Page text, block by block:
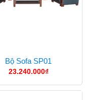
Bộ Sofa SP01
23.240.000₫